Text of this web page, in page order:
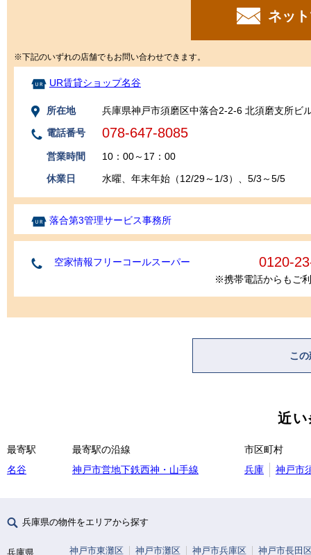
ネッ
※下記のいずれの店舗でもお問い合わせできます。
UR賃貸ショップ名谷
所在地
兵庫県神戸市須磨区中落合2-2-6 北須磨支所ビ
電話番号
078-647-8085
営業時間
10：00～17：00
休業日
水曜、年末年始（12/29～1/3）、5/3～5/5
落合第3管理サービス事務所
空家情報フリーコールスーパー 0120-
※携帯電話からもご
こ
近
最寄駅
名谷
最寄駅の沿線
神戸市営地下鉄西神・山手線
市区町村
兵庫
神戸市
兵庫県の物件をエリアから探す
兵庫県 神戸市東灘区 神戸市灘区 神戸市兵庫区
神戸市長田